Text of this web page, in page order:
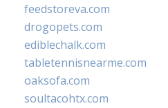
feedstoreva.com
drogopets.com
ediblechalk.com
tabletennisnearme.com
oaksofa.com
soultacohtx.com